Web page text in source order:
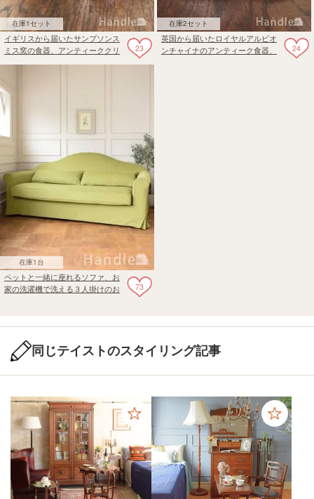
在庫1セット
23
イギリスから届いたサンプソンス
ミス窯の食器、アンティーククリ
ーマー＆シュガーボウル
在庫2セット
24
英国から届いたロイヤルアルビオ
ンチャイナのアンティーク食器、
在庫1台
73
ペットと一緒に座れるソファ、お
家の洗濯機で洗える３人掛けのお
同じテイストのスタイリング記事